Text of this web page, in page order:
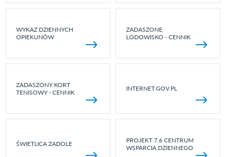
WYKAZ DZIENNYCH
OPIEKUNÓW
ZADASZONE
LODOWISKO - CENNIK
ZADASZONY KORT
TENISOWY - CENNIK
INTERNET.GOV.PL
ŚWIETLICA ZADOLE
PROJEKT 7.6 CENTRUM
WSPARCIA DZIENNEGO